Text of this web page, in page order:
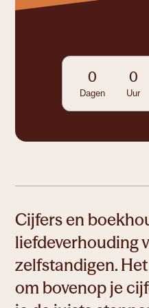
Ruimte om
Ruimte om te
groei.
0
Dagen
0
Uur
Cijfers en
liefdeverhouding
zelfstandigen.
om bovenop je